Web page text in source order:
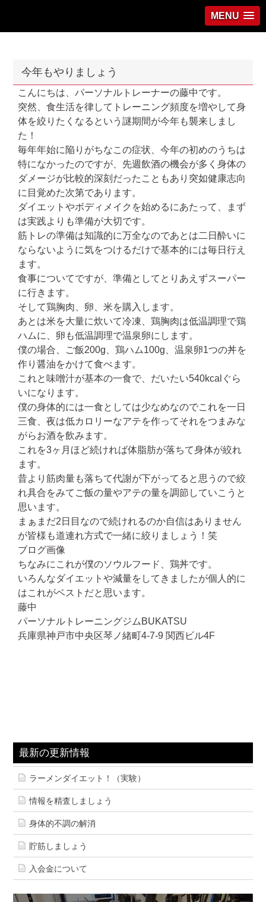
MENU
今年もやりましょう
こんにちは、パーソナルトレーナーの藤中です。
突然、食生活を律してトレーニング頻度を増やして身
体を絞りたくなるという謎期間が今年も襲来しまし
た！
毎年年始に陥りがちなこの症状、今年の初めのうちは
特になかったのですが、先週飲酒の機会が多く身体の
ダメージが比較的深刻だったこともあり突如健康志向
に目覚めた次第であります。
ダイエットやボディメイクを始めるにあたって、まず
は実践よりも準備が大切です。
筋トレの準備は知識的に万全なのであとは二日酔いに
ならないように気をつけるだけで基本的には毎日行え
ます。
食事についてですが、準備としてとりあえずスーパー
に行きます。
そして鶏胸肉、卵、米を購入します。
あとは米を大量に炊いて冷凍、鶏胸肉は低温調理で鶏
ハムに、卵も低温調理で温泉卵にします。
僕の場合、ご飯200g、鶏ハム100g、温泉卵1つの丼を
作り醤油をかけて食べます。
これと味噌汁が基本の一食で、だいたい540kcalぐら
いになります。
僕の身体的には一食としては少なめなのでこれを一日
三食、夜は低カロリーなアテを作ってそれをつまみな
がらお酒を飲みます。
これを3ヶ月ほど続ければ体脂肪が落ちて身体が絞れ
ます。
昔より筋肉量も落ちて代謝が下がってると思うので絞
れ具合をみてご飯の量やアテの量を調節していこうと
思います。
まぁまだ2日目なので続けれるのか自信はありません
が皆様も道連れ方式で一緒に絞りましょう！笑
ブログ画像
ちなみにこれが僕のソウルフード、鶏丼です。
いろんなダイエットや減量をしてきましたが個人的に
はこれがベストだと思います。
藤中
パーソナルトレーニングジムBUKATSU
兵庫県神戸市中央区琴ノ緒町4-7-9 関西ビル4F
最新の更新情報
ラーメンダイエット！（実験）
情報を精査しましょう
身体的不調の解消
貯筋しましょう
入会金について